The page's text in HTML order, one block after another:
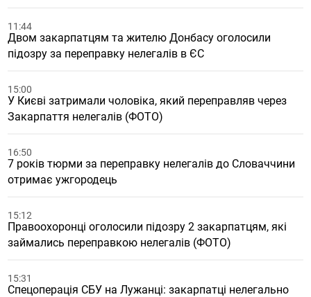
11:44
Двом закарпатцям та жителю Донбасу оголосили
підозру за переправку нелегалів в ЄС
15:00
У Києві затримали чоловіка, який переправляв через
Закарпаття нелегалів (ФОТО)
16:50
7 років тюрми за переправку нелегалів до Словаччини
отримає ужгородець
15:12
Правоохоронці оголосили підозру 2 закарпатцям, які
займались переправкою нелегалів (ФОТО)
15:31
Спецоперація СБУ на Лужанці: закарпатці нелегально